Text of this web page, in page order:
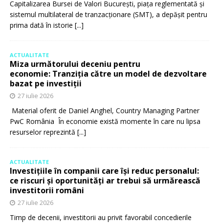
Capitalizarea Bursei de Valori București, piața reglementată și
sistemul multilateral de tranzacționare (SMT), a depășit pentru
prima dată în istorie [...]
ACTUALITATE
Miza următorului deceniu pentru
economie: Tranziția către un model de dezvoltare
bazat pe investiții
27 iulie 2026
Material oferit de Daniel Anghel, Country Managing Partner
PwC România În economie există momente în care nu lipsa
resurselor reprezintă [...]
ACTUALITATE
Investițiile în companii care își reduc personalul:
ce riscuri și oportunități ar trebui să urmărească
investitorii români
27 iulie 2026
Timp de decenii, investitorii au privit favorabil concedierile